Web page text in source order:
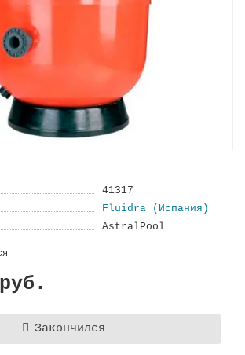
41317
Fluidra (Испания)
AstralPool
Закончился